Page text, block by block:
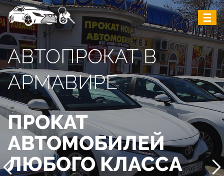
АВТОПРОКАТ В
АРМАВИРЕ
ПРОКАТ
АВТОМОБИЛЕЙ
ЛЮБОГО КЛАССА